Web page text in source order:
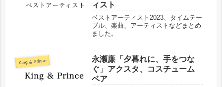
ィスト
ベストアーティスト2023、タイムテー
ブル、楽曲、アーティストなどまとめ
ました。
King & Prince
永瀬廉「夕暮れに、手をつな
ぐ」アクスタ、コスチューム
ベア